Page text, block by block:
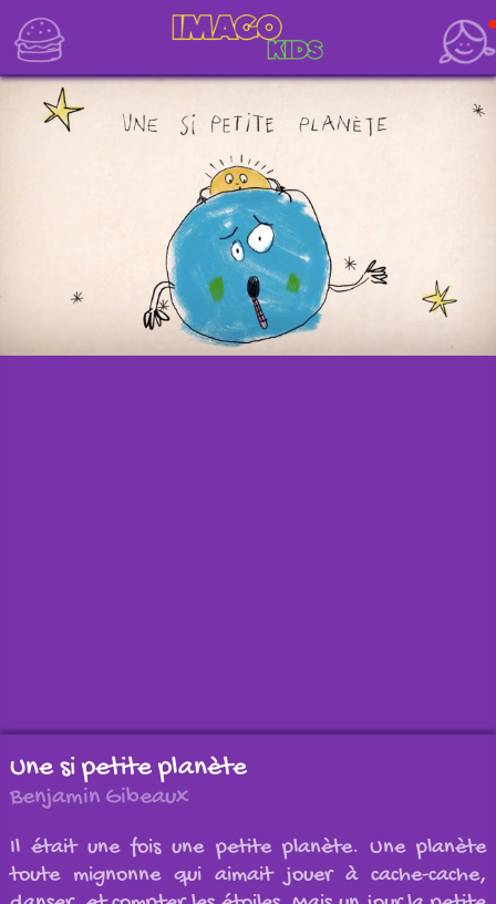
Une si petite planète
Benjamin Gibeaux
Il était une fois une petite planète. Une planète
toute mignonne qui aimait jouer à cache-cache,